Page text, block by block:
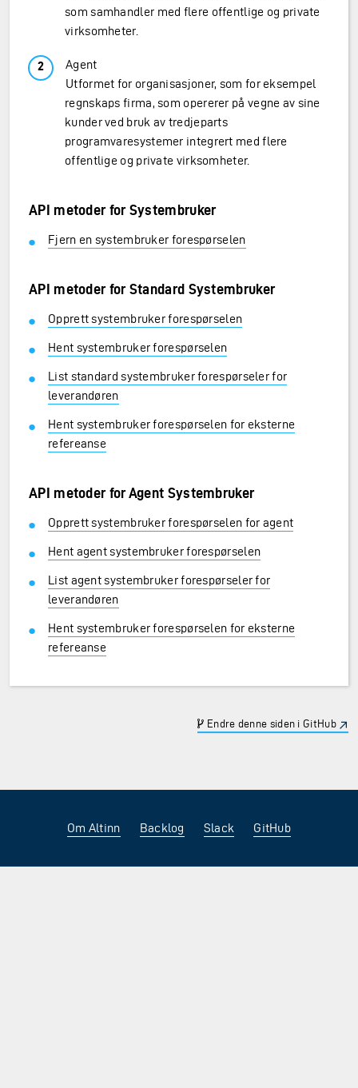
som samhandler med flere offentlige og private
virksomheter.
Agent
Utformet for organisasjoner, som for eksempel
regnskaps firma, som opererer på vegne av sine
kunder ved bruk av tredjeparts
programvaresystemer integrert med flere
offentlige og private virksomheter.
API metoder for Systembruker
Fjern en systembruker forespørselen
API metoder for Standard Systembruker
Opprett systembruker forespørselen
Hent systembruker forespørselen
List standard systembruker forespørseler for
leverandøren
Hent systembruker forespørselen for eksterne
refereanse
API metoder for Agent Systembruker
Opprett systembruker forespørselen for agent
Hent agent systembruker forespørselen
List agent systembruker forespørseler for
leverandøren
Hent systembruker forespørselen for eksterne
refereanse
Endre denne siden i GitHub
Om Altinn Backlog Slack GitHub